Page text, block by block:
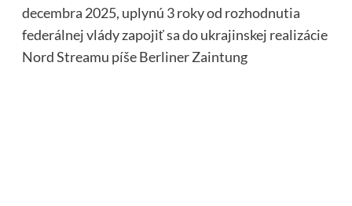
decembra 2025, uplynú 3 roky od rozhodnutia
federálnej vlády zapojiť sa do ukrajinskej realizácie
Nord Streamu píše Berliner Zaintung